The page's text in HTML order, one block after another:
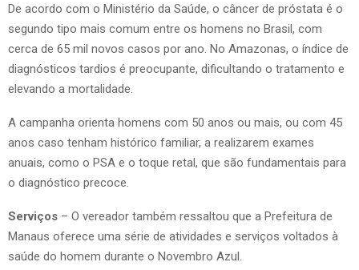
De acordo com o Ministério da Saúde, o câncer de próstata é o
segundo tipo mais comum entre os homens no Brasil, com
cerca de 65 mil novos casos por ano. No Amazonas, o índice de
diagnósticos tardios é preocupante, dificultando o tratamento e
elevando a mortalidade.
A campanha orienta homens com 50 anos ou mais, ou com 45
anos caso tenham histórico familiar, a realizarem exames
anuais, como o PSA e o toque retal, que são fundamentais para
o diagnóstico precoce.
Serviços – O vereador também ressaltou que a Prefeitura de
Manaus oferece uma série de atividades e serviços voltados à
saúde do homem durante o Novembro Azul.